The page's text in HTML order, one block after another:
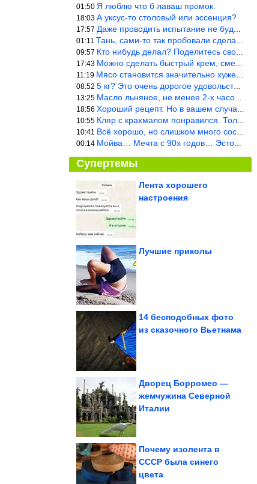
01:50 Я люблю что б лаваш промок.
18:03 А уксус-то столовый или эссенция?
17:57 Даже проводить испытание не буду — в воду и потом быстро в раска
01:11 Тань, сами-то так пробовали сделать? Ерунда же получится. Нет, с
09:57 Кто нибудь делал? Поделитесь своими результатами!!!
17:43 Можно сделать быстрый крем, смешав 2 банки вареной сгущенки со с
11:19 Мясо становится значительно хуже, когда долго лежит в морозилке
08:52 5 кг? Это очень дорогое удовольствие, исходя из цен на эту ягоду
13:25 Масло льняное, не менее 2-х часов. Писать надо по делу и подробн
18:56 Хороший рецепт. Но в вашем случае шницель получится парено-варен
10:55 Кляр с крахмалом понравился. Только я бы в воду добавил бы молок
10:41 Всё хорошо, но слишком много составляющих.
00:14 Мойва… Мечта с 90х годов… Эстония
Супертемы
Как cкрыть дачный
Лента хорошего
настроения
Лучшие приколы
14 бесподобных фото
из сказочного Вьетнама
10 минут в день изменят
здоровье...
Дворец Борромео —
жемчужина Северной
Италии
украшение участка
Почему изолента в
СССР была синего
цвета